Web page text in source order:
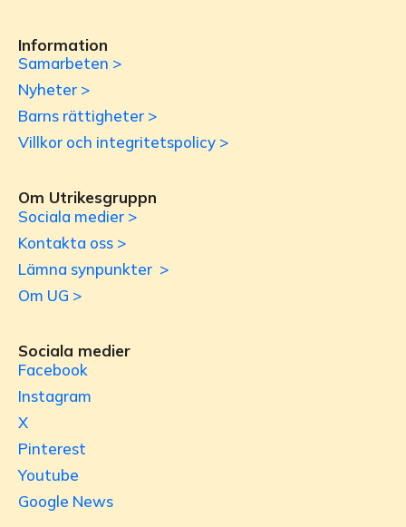
Information
Samarbeten >
Nyheter >
Barns rättigheter >
Villkor och integritetspolicy >
Om Utrikesgruppn
Sociala medier >
Kontakta oss >
Lämna synpunkter >
Om UG >
Sociala medier
Facebook
Instagram
X
Pinterest
Youtube
Google News